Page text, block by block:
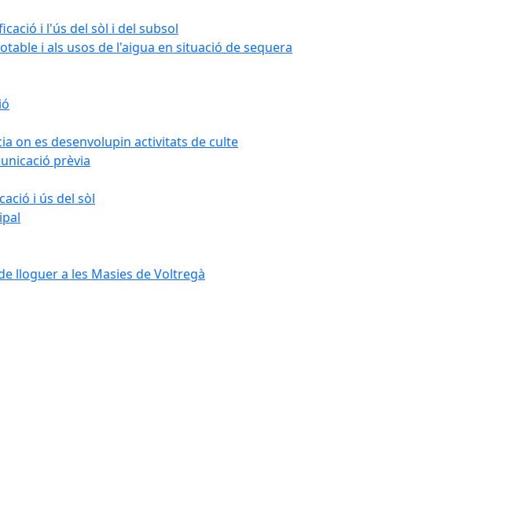
i l'ús del sòl i del subsol
i als usos de l'aigua en situació de sequera
on es desenvolupin activitats de culte
prèvia
i ús del sòl
lloguer a les Masies de Voltregà